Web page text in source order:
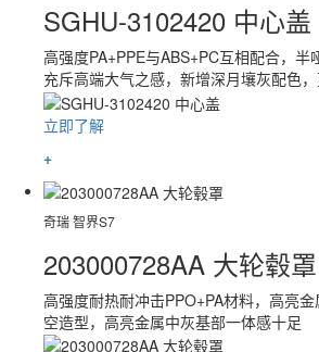
SGHU-3102420 中心盖
高强度PA+PPE与ABS+PC互相配合，半
充斥高端大气之感，新增深月壤灰配色
立即了解
+
奇瑞 智界S7
203000728AA 大轮毂罩
高强度耐热耐冲击PPO+PA材料，高亮
空造型，高亮金属中灰基部一体感十足